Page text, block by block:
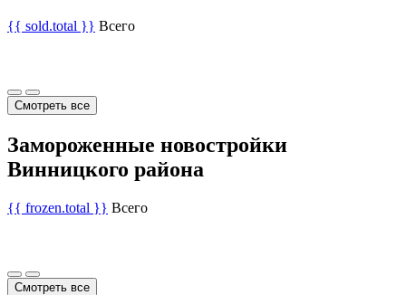
{{ sold.total }} Всего
Смотреть все
Замороженные новостройки
Винницкого района
{{ frozen.total }} Всего
Смотреть все